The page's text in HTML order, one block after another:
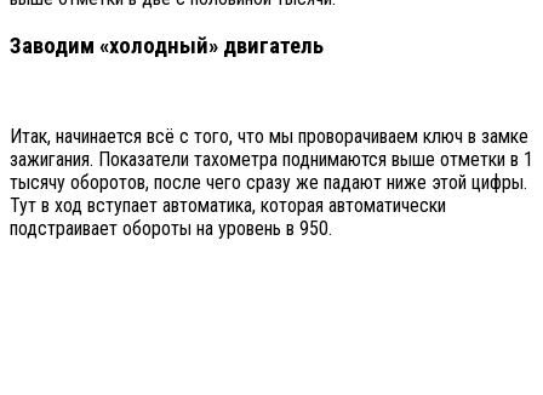
Заводим «холодный» двигатель
Итак, начинается всё с того, что мы проворачиваем ключ в замке
зажигания. Показатели тахометра поднимаются выше отметки в 1
тысячу оборотов, после чего сразу же падают ниже этой цифры.
Тут в ход вступает автоматика, которая автоматически
подстраивает обороты на уровень в 950.